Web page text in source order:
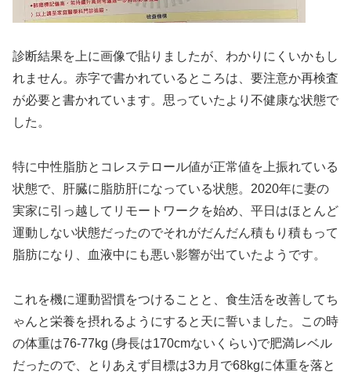
診断結果を上に画像で貼りましたが、わかりにくいかもし
れません。赤字で書かれているところは、要注意か再検査
が必要と書かれています。思っていたより不健康な状態で
した。
特に中性脂肪とコレステロール値が正常値を上振れている
状態で、肝臓に脂肪肝になっている状態。2020年に妻の
実家に引っ越してリモートワークを始め、平日はほとんど
運動しない状態だったのでそれがだんだん積もり積もって
脂肪になり、血液中にも悪い影響が出ていたようです。
これを機に運動習慣をつけることと、食生活を改善してち
ゃんと栄養を摂れるようにすると天に誓いました。この時
の体重は76-77kg (身長は170cmないくらい)で肥満レベル
だったので、とりあえず目標は3カ月で68kgに体重を落と